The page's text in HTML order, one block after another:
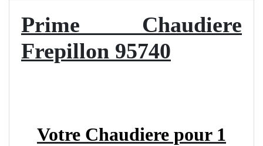
Prime Chaudiere
Frepillon 95740
Votre Chaudiere pour 1